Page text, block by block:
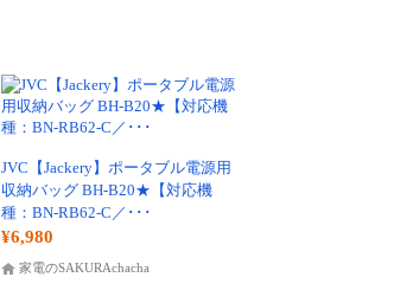
JVC【Jackery】ポータブル電源用
収納バッグ BH-B20★【対応機
種：BN-RB62-C／･･･
¥6,980
家電のSAKURAchacha